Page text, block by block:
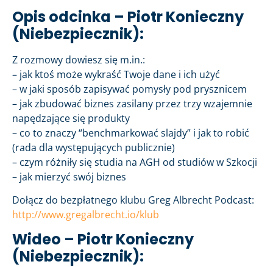
Opis odcinka – Piotr Konieczny
(Niebezpiecznik):
Z rozmowy dowiesz się m.in.:
– jak ktoś może wykraść Twoje dane i ich użyć
– w jaki sposób zapisywać pomysły pod prysznicem
– jak zbudować biznes zasilany przez trzy wzajemnie
napędzające się produkty
– co to znaczy “benchmarkować slajdy” i jak to robić
(rada dla występujących publicznie)
– czym różniły się studia na AGH od studiów w Szkocji
– jak mierzyć swój biznes
Dołącz do bezpłatnego klubu Greg Albrecht Podcast:
http://www.gregalbrecht.io/klub
Wideo – Piotr Konieczny
(Niebezpiecznik):